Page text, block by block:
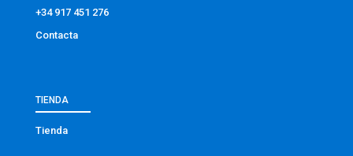
+34 917 451 276
Contacta
TIENDA
Tienda